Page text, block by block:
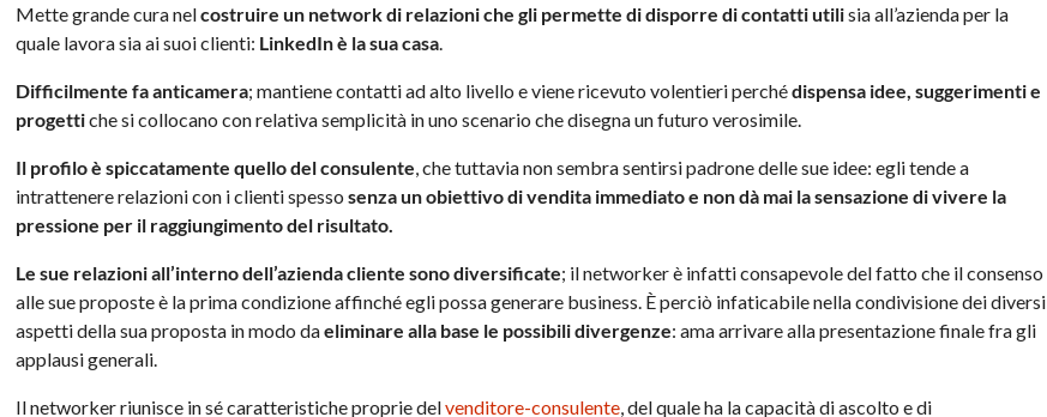
Mette grande cura nelcostruire un network di relazioni che gli permette di disporre di contatti utilisia all’azienda per la
quale lavora sia ai suoi clienti: LinkedIn è la sua casa.
Difficilmente fa anticamera; mantiene contatti ad alto livello e viene ricevuto volentieri perchédispensa idee, suggerimenti e
progettiche si collocano con relativa semplicità in uno scenario che disegna un futuro verosimile.
Il profilo è spiccatamente quello del consulente, che tuttavia non sembra sentirsi padrone delle sue idee: egli tende a
intrattenere relazioni con i clienti spessosenza un obiettivo di vendita immediato e non dà mai la sensazione di vivere la
pressione per il raggiungimento del risultato.
Le sue relazioni all’interno dell’azienda cliente sono diversificate; il networker è infatti consapevole del fatto che il consenso
alle sue proposte è la prima condizione affinché egli possa generare business. È perciò infaticabile nella condivisione dei diversi
aspetti della sua proposta in modo daeliminare alla base le possibili divergenze: ama arrivare alla presentazione finale fra gli
applausi generali.
Il networker riunisce in sé caratteristiche proprie delvenditore-consulente, del quale ha la capacità di ascolto e di